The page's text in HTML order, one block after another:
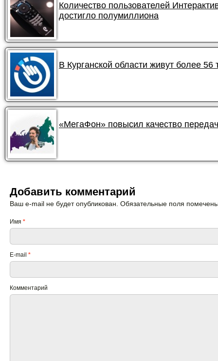
Количество пользователей
достигло полумиллиона
В Курганской области живут более
«МегаФон» повысил качество
Добавить комментарий
Ваш e-mail не будет опубликован. Обязательные поля
Имя *
E-mail *
Комментарий